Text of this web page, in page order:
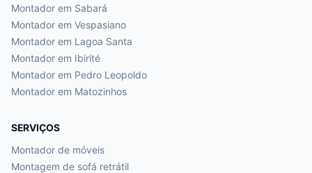
Montador em Sabará
Montador em Vespasiano
Montador em Lagoa Santa
Montador em Ibirité
Montador em Pedro Leopoldo
Montador em Matozinhos
SERVIÇOS
Montador de móveis
Montagem de sofá retrátil